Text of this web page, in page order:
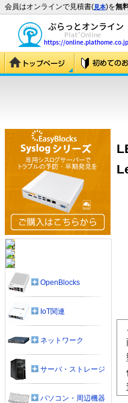
会員はオンラインで見積書(見本)を無
OpenBlocks
IoT関連
ネットワーク
サーバ・ストレージ
パソコン・周辺機器